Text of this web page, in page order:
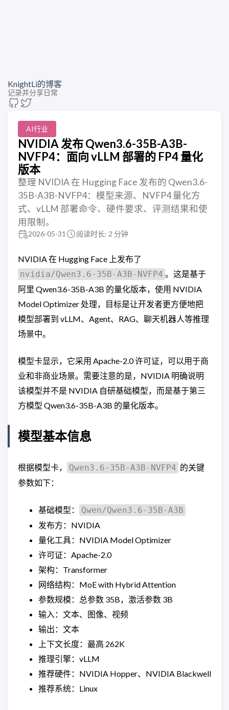
KnightLi的博客
记录并分享日常
AI行业
NVIDIA 发布 Qwen3.6-35B-A3B-
NVFP4：面向 vLLM 部署的 FP4 量化
版本
整理 NVIDIA 在 Hugging Face 发布的 Qwen3.6-
35B-A3B-NVFP4：模型来源、NVFP4 量化方
式、vLLM 部署命令、硬件要求、评测结果和使
用限制。
2026-05-31 阅读时长: 2 分钟
NVIDIA 在 Hugging Face 上发布了
nvidia/Qwen3.6-35B-A3B-NVFP4 。这是基于
阿里 Qwen3.6-35B-A3B 的量化版本，使用 NVIDIA
Model Optimizer 处理，目标是让开发者更方便地把
模型部署到 vLLM、Agent、RAG、聊天机器人等推理
场景中。
模型卡显示，它采用 Apache-2.0 许可证，可以用于商
业和非商业场景。需要注意的是，NVIDIA 明确说明
该模型并不是 NVIDIA 自研基础模型，而是基于第三
方模型 Qwen3.6-35B-A3B 的量化版本。
模型基本信息
根据模型卡， Qwen3.6-35B-A3B-NVFP4 的关键
参数如下：
基础模型：
Qwen/Qwen3.6-35B-A3B
发布方：NVIDIA
量化工具：NVIDIA Model Optimizer
许可证：Apache-2.0
架构：Transformer
网络结构：MoE with Hybrid Attention
参数规模：总参数 35B，激活参数 3B
输入：文本、图像、视频
输出：文本
上下文长度：最高 262K
推理引擎：vLLM
推荐硬件：NVIDIA Hopper、NVIDIA Blackwell
推荐系统：Linux